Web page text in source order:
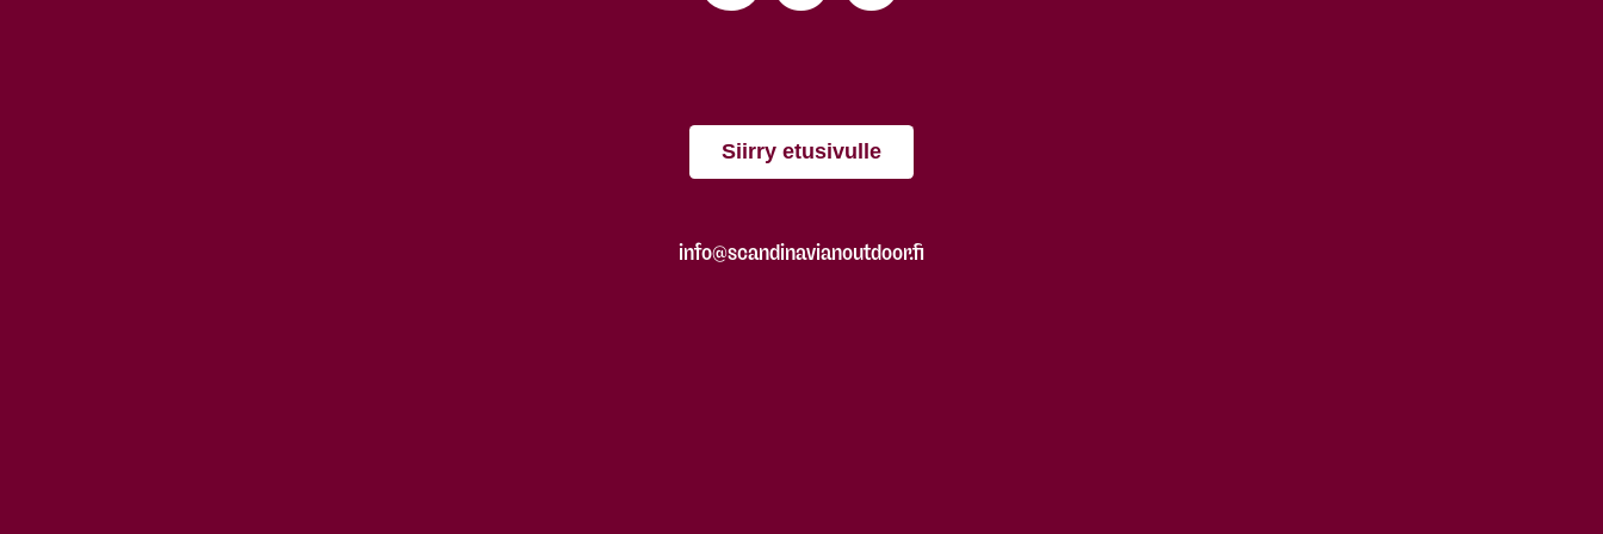
Siirry etusivulle
info@scandinavianoutdoor.fi